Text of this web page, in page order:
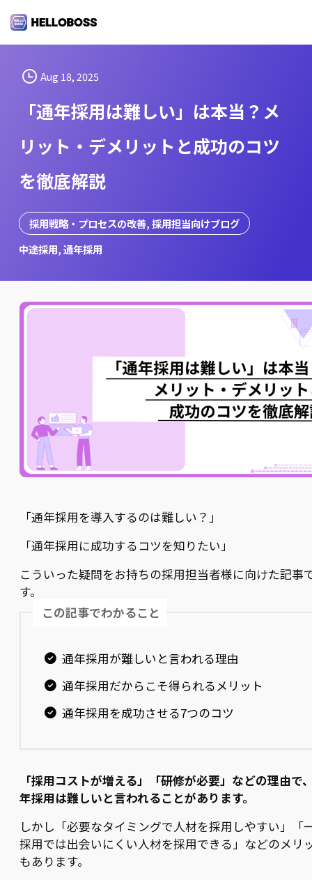
i
Aug 18, 2025
「通年採用は難しい」は本当？メ
リット・デメリットと成功のコツ
を徹底解説
採用戦略・プロセスの改善, 採用担当向けブログ
中途採用, 通年採用
「通年採用を導入するのは難しい？」
「通年採用に成功するコツを知りたい」
こういった疑問をお持ちの採用担当者様に向けた記事
す。
この記事でわかること
通年採用が難しいと言われる理由
通年採用だからこそ得られるメリット
通年採用を成功させる7つのコツ
「採用コストが増える」「研修が必要」などの理由で
年採用は難しいと言われることがあります。
しかし「必要なタイミングで人材を採用しやすい」「
採用では出会いにくい人材を採用できる」などのメリ
もあります。